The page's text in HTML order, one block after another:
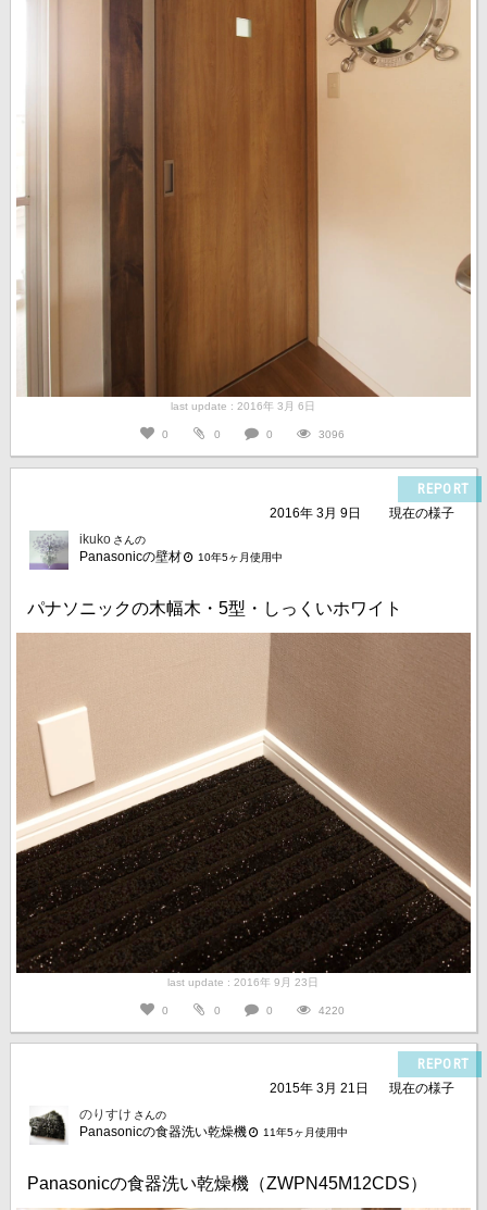
last update : 2016年 3月 6日
0 0 0 3096
REPORT
2016年 3月 9日
現在の様子
ikuko さんの
Panasonicの壁材 10年5ヶ月使用中
パナソニックの木幅木・5型・しっくいホワイト
last update : 2016年 9月 23日
0 0 0 4220
REPORT
2015年 3月 21日
現在の様子
のりすけ さんの
Panasonicの食器洗い乾燥機 11年5ヶ月使用中
Panasonicの食器洗い乾燥機（ZWPN45M12CDS）